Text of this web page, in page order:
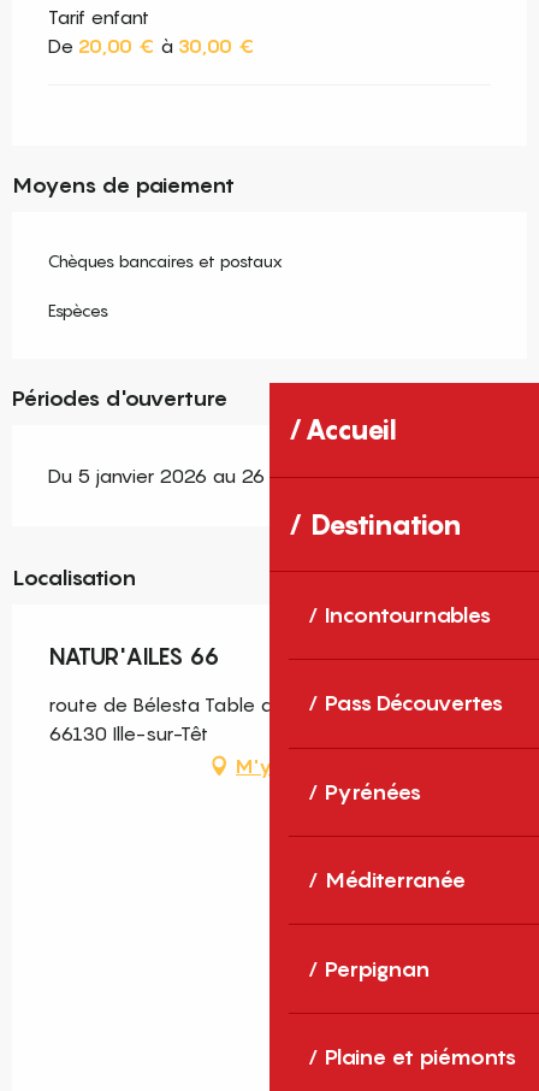
Accueil
Destination
Incontournables
Pass Découvertes
Pyrénées
Méditerranée
Perpignan
Plaine et piémonts
Tarif enfant
De 20,00 € à 30,00 €
Moyens de paiement
Chèques bancaires et postaux
Espèces
Périodes d'ouverture
Du 5 janvier 2026 au 26 décembre 2026
Localisation
NATUR'AILES 66
route de Bélesta Table d'Orientation des Orgues,
66130 Ille-sur-Têt
M'y rendre